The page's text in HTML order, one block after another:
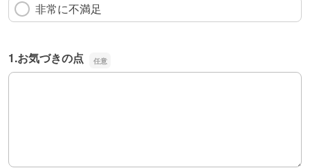
非常に不満足
1.お気づきの点
1.お気づきの点